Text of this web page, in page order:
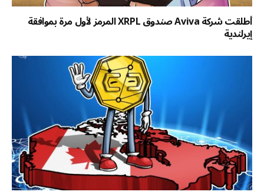
أطلقت شركة Aviva صندوق XRPL المرمز لأول مرة بموافقة
إيرلندية